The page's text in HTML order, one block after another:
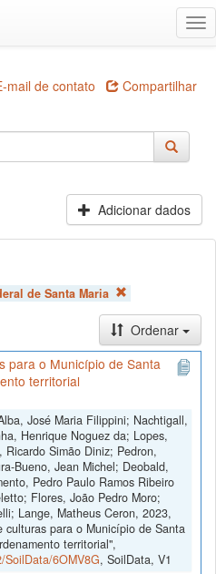
mail de contato Compartilhar
Adicionar dados
de Santa Maria
Ordenar
para o Município de Santa
territorial
José Maria Filippini; Nachtigall,
Henrique Noguez da; Lopes,
Simão Diniz; Pedron,
Bueno, Jean Michel; Deobald,
Pedro Paulo Ramos Ribeiro
Flores, João Pedro Moro;
Lange, Matheus Ceron, 2023,
culturas para o Município de Santa
territorial",
6OMV8G, SoilData, V1